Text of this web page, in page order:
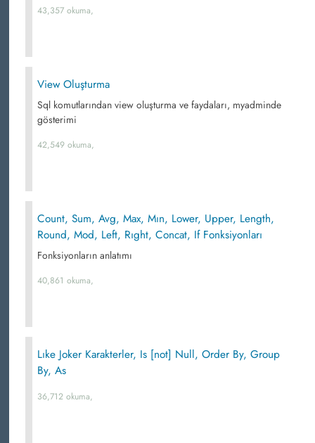
43,357 okuma,
View Oluşturma
Sql komutlarından view oluşturma ve faydaları, myadminde
gösterimi
42,549 okuma,
Count, Sum, Avg, Max, Mın, Lower, Upper, Length,
Round, Mod, Left, Rıght, Concat, If Fonksiyonları
Fonksiyonların anlatımı
40,861 okuma,
Lıke Joker Karakterler, Is [not] Null, Order By, Group
By, As
36,712 okuma,